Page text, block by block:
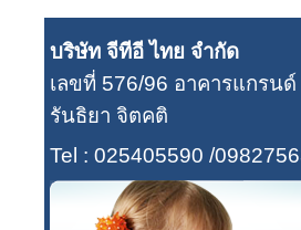
บริษัท จีทีอี ไทย จำกัด
เลขที่ 576/96 อาคารแกรน
รันธิยา จิตคติ
Tel : 025405590 /